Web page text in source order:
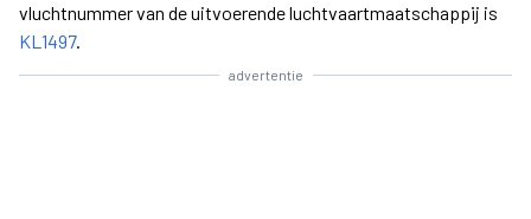
vluchtnummer van de uitvoerende luchtvaartmaatschappij is
KL1497.
advertentie